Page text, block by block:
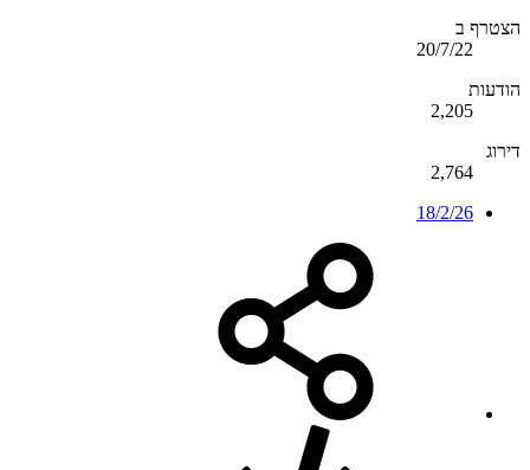
הצטרף ב
20/7/22
הודעות
2,205
דירוג
2,764
18/2/26